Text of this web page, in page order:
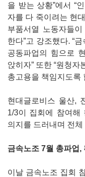
을 받는 상황”에서 “
자를 다 죽이려는 현
부품서열 노동자들
한다”고 강조했다. “
공동파업의 힘으로
앉히자” 또한 “원청
총고용을 책임지도록
현대글로비스 울산,
1/3이 집회에 참여해
의지를 드러내며 전
금속노조 7월 총파업,
이날 금속노조 집회